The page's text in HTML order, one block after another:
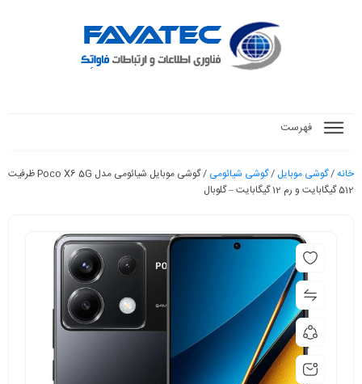
فهرست
خانه/گوشی موبایل /گوشی شیائومی
/ گوشی موبایل شیائومی مدل Poco X6 5G ظرفیت
512 گیگابایت و رم 12 گیگابایت – گلوبال